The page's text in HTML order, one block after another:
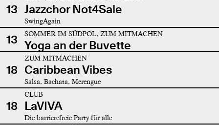
13 Jazzchor Not4Sale
SwingAgain
13 SOMMER IM SÜDPOL, ZUM MITMACHEN
Yoga an der Buvette
18
ZUM MITMACHEN
Caribbean Vibes
Salsa, Bachata, Merengue
18
CLUB
LaVIVA
Die barrierefreie Party für alle